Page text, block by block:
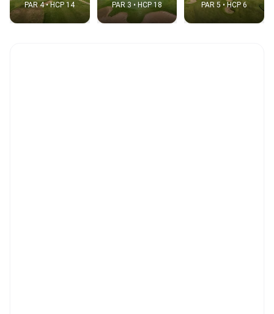
PAR 4 • HCP 14 PAR 3 • HCP 18 PAR 5 • HCP 6